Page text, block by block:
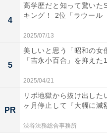
「All About ニュース」は
きまで、暮らしの中にあ
て？」を分かりやすく伝
ィアです。お金や仕事、
専門家が分かりやすく回
SNSで話題のトピックス
次ページ
5位ま
4
高学歴だと知って驚いた
キング！ 2位「ラウール
2025/07/13
5
美しいと思う「昭和の女
「吉永小百合」を抑えた
2025/04/21
PR
リボ地獄から抜け出した
ヶ月停止して『大幅に減
渋谷法務総合事務所